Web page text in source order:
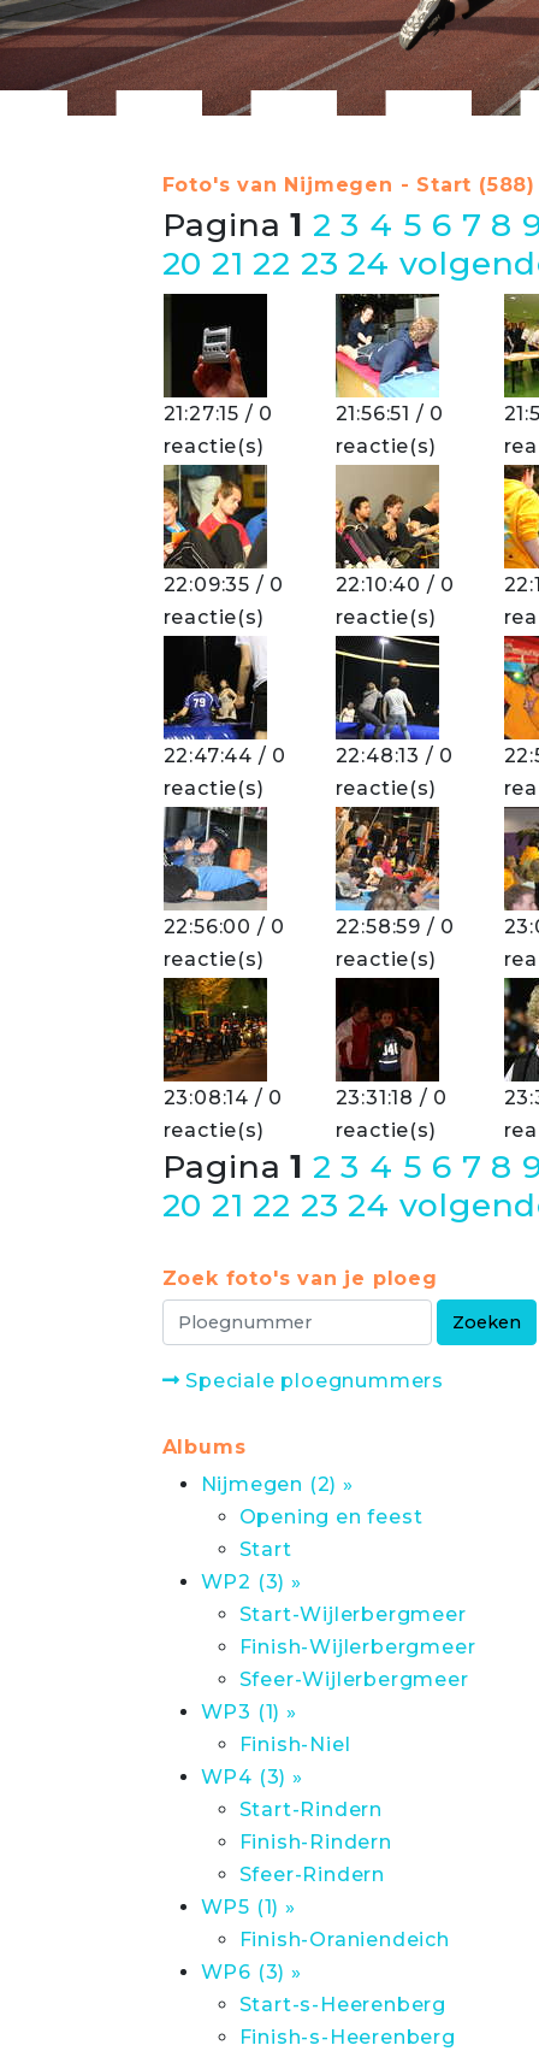
Foto's van Nijmegen - Start (588)
Pagina1 2 3 4 5 6 7 8
20 21 22 23 24
21:27:15 / 0
reactie(s)
21:56:51 / 0
reactie(s)
22:09:35 / 0
reactie(s)
22:10:40 / 0
reactie(s)
22:47:44 / 0
reactie(s)
22:48:13 / 0
reactie(s)
22:56:00 / 0
reactie(s)
22:58:59 / 0
reactie(s)
23:08:14 / 0
reactie(s)
23:31:18 / 0
reactie(s)
Pagina1 2 3 4 5 6 7 8
20 21 22 23 24
Zoek foto's van je ploeg
Speciale ploegnummers
Albums
Nijmegen (2) »
Opening en feest
Start
WP2 (3) »
Start-Wijlerbergmeer
Finish-Wijlerbergmeer
Sfeer-Wijlerbergmeer
WP3 (1) »
Finish-Niel
WP4 (3) »
Start-Rindern
Finish-Rindern
Sfeer-Rindern
WP5 (1) »
Finish-Oraniendeich
WP6 (3) »
Start-s-Heerenberg
Finish-s-Heerenberg